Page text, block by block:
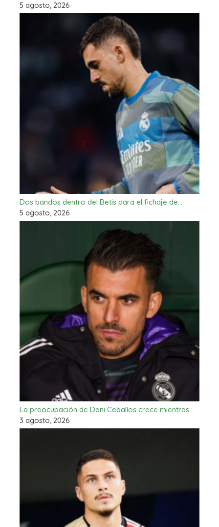
5 agosto, 2026
Dos bandos dentro del Betis para el fichaje de…
5 agosto, 2026
La preocupación de Dani Ceballos crece mientras…
3 agosto, 2026